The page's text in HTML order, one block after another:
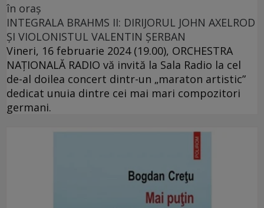
în oraș
INTEGRALA BRAHMS II: DIRIJORUL JOHN AXELROD
ȘI VIOLONISTUL VALENTIN ȘERBAN
Vineri, 16 februarie 2024 (19.00), ORCHESTRA
NAŢIONALĂ RADIO vă invită la Sala Radio la cel
de-al doilea concert dintr-un „maraton artistic”
dedicat unuia dintre cei mai mari compozitori
germani.